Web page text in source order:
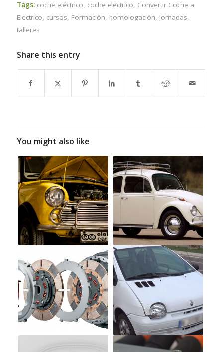
Tags: coche eléctrico, coche electrico, Convertir Coche a
Electrico, cursos, Formación, homologación, jornadas,
talleres
Share this entry
You might also like